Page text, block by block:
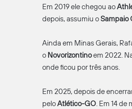
Em 2019 ele chegou ao
depois, assumiu oSampaio
Ainda em Minas Gerais,
o Novorizontinoem 2022.
onde ficou por três anos.
Em 2025, depois de
peloAtlético-GO. Em 14